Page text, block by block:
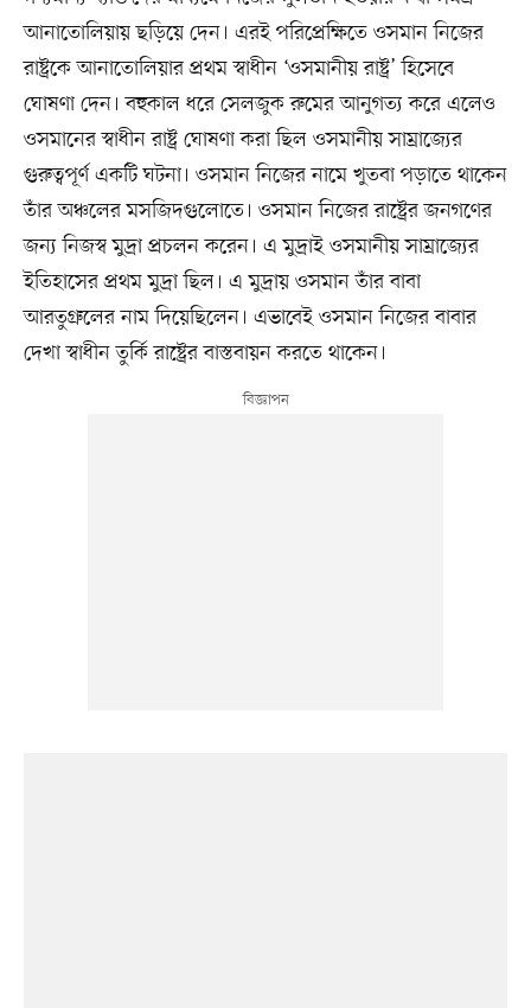
আনাতোলিয়ায় ছড়িয়ে দেন। এরই পরিপ্রেক্ষিতে ওসমান নিজের
রাষ্ট্রকে আনাতোলিয়ার প্রথম স্বাধীন ‘ওসমানীয় রাষ্ট্র’ হিসেবে
ঘোষণা দেন। বহুকাল ধরে সেলজুক রুমের আনুগত্য করে এলেও
ওসমানের স্বাধীন রাষ্ট্র ঘোষণা করা ছিল ওসমানীয় সাম্রাজ্যের
গুরুত্বপূর্ণ একটি ঘটনা। ওসমান নিজের নামে খুতবা পড়াতে থাকেন
তাঁর অঞ্চলের মসজিদগুলোতে। ওসমান নিজের রাষ্ট্রের জনগণের
জন্য নিজস্ব মুদ্রা প্রচলন করেন। এ মুদ্রাই ওসমানীয় সাম্রাজ্যের
ইতিহাসের প্রথম মুদ্রা ছিল। এ মুদ্রায় ওসমান তাঁর বাবা
আরতুগ্রুলের নাম দিয়েছিলেন। এভাবেই ওসমান নিজের বাবার
দেখা স্বাধীন তুর্কি রাষ্ট্রের বাস্তবায়ন করতে থাকেন।